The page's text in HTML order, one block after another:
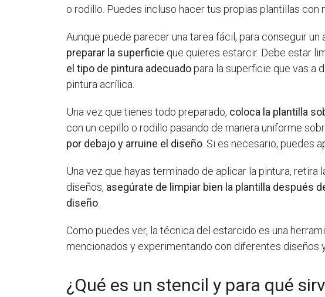
o rodillo. Puedes incluso hacer tus propias plantillas
Aunque puede parecer una tarea fácil, para conseguir
preparar la superficie que quieres estarcir. Debe estar
el tipo de pintura adecuadopara la superficie que vas a
pintura acrílica.
Una vez que tienes todo preparado, coloca la plantilla
con un cepillo o rodillo pasando de manera uniforme
por debajo y arruine el diseño . Si es necesario, puedes
Una vez que hayas terminado de aplicar la pintura,
diseños, asegúrate de limpiar bien la plantilla después
diseño
Como puedes ver, la técnica del estarcido es una
mencionados y experimentando con diferentes diseños
¿Qué es un stencil y para qué